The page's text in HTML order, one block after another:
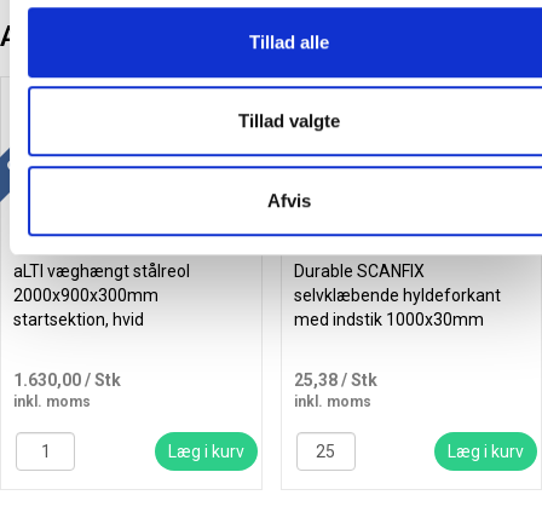
Tillad alle
Tillad valgte
Afvis
Andre kunder købte også
Gratis levering
aLTI væghængt stålreol
2000x900x300mm
startsektion, hvid
1.630,00/ Stk
inkl. moms
Læg i kurv
Køb mere og spar
Durable SCANFIX
selvklæbende hyldeforkant
med indstik 1000x30mm
25,38/ Stk
inkl. moms
Læg i kurv